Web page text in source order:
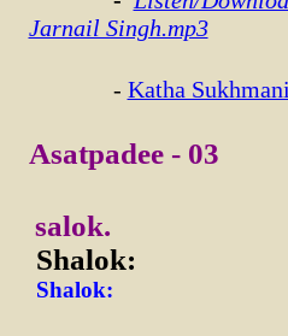
Jarnail Singh.mp3
- Katha
Asatpadee - 03
salok.
Shalok:
Shalok: